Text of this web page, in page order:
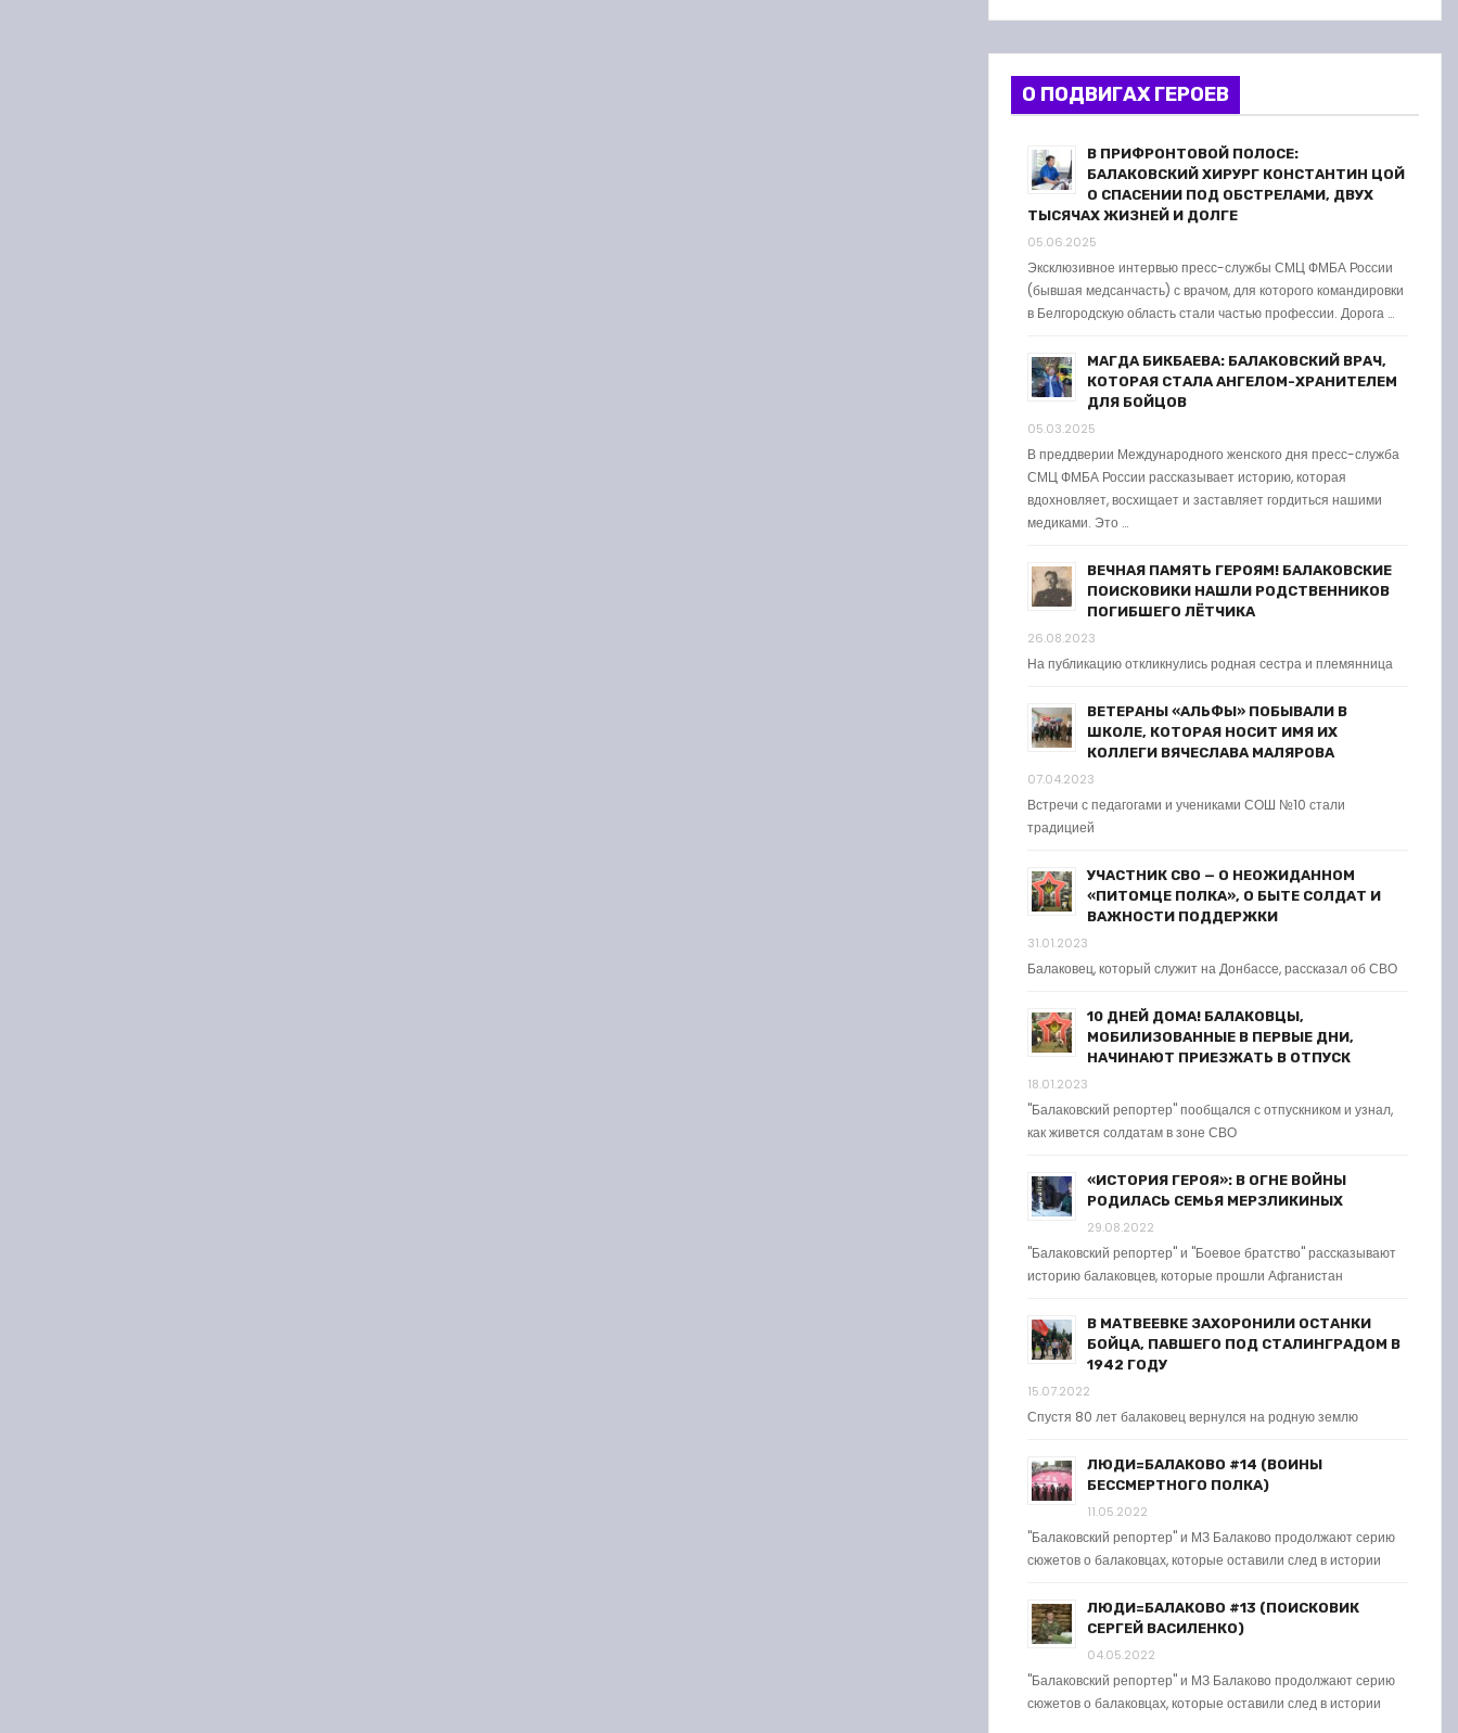
О ПОДВИГАХ ГЕРОЕВ
В ПРИФРОНТОВОЙ ПОЛОСЕ:
БАЛАКОВСКИЙ ХИРУРГ КОНСТАНТИН ЦОЙ
О СПАСЕНИИ ПОД ОБСТРЕЛАМИ, ДВУХ
ТЫСЯЧАХ ЖИЗНЕЙ И ДОЛГЕ
05.06.2025
Эксклюзивное интервью пресс-службы СМЦ ФМБА России
(бывшая медсанчасть) с врачом, для которого командировки
в Белгородскую область стали частью профессии. Дорога …
МАГДА БИКБАЕВА: БАЛАКОВСКИЙ ВРАЧ,
КОТОРАЯ СТАЛА АНГЕЛОМ-ХРАНИТЕЛЕМ
ДЛЯ БОЙЦОВ
05.03.2025
В преддверии Международного женского дня пресс-служба
СМЦ ФМБА России рассказывает историю, которая
вдохновляет, восхищает и заставляет гордиться нашими
медиками. Это …
ВЕЧНАЯ ПАМЯТЬ ГЕРОЯМ! БАЛАКОВСКИЕ
ПОИСКОВИКИ НАШЛИ РОДСТВЕННИКОВ
ПОГИБШЕГО ЛЁТЧИКА
26.08.2023
На публикацию откликнулись родная сестра и племянница
ВЕТЕРАНЫ «АЛЬФЫ» ПОБЫВАЛИ В
ШКОЛЕ, КОТОРАЯ НОСИТ ИМЯ ИХ
КОЛЛЕГИ ВЯЧЕСЛАВА МАЛЯРОВА
07.04.2023
Встречи с педагогами и учениками СОШ №10 стали
традицией
УЧАСТНИК СВО — О НЕОЖИДАННОМ
«ПИТОМЦЕ ПОЛКА», О БЫТЕ СОЛДАТ И
ВАЖНОСТИ ПОДДЕРЖКИ
31.01.2023
Балаковец, который служит на Донбассе, рассказал об СВО
10 ДНЕЙ ДОМА! БАЛАКОВЦЫ,
МОБИЛИЗОВАННЫЕ В ПЕРВЫЕ ДНИ,
НАЧИНАЮТ ПРИЕЗЖАТЬ В ОТПУСК
18.01.2023
"Балаковский репортер" пообщался с отпускником и узнал,
как живется солдатам в зоне СВО
«ИСТОРИЯ ГЕРОЯ»: В ОГНЕ ВОЙНЫ
РОДИЛАСЬ СЕМЬЯ МЕРЗЛИКИНЫХ
29.08.2022
"Балаковский репортер" и "Боевое братство" рассказывают
историю балаковцев, которые прошли Афганистан
В МАТВЕЕВКЕ ЗАХОРОНИЛИ ОСТАНКИ
БОЙЦА, ПАВШЕГО ПОД СТАЛИНГРАДОМ В
1942 ГОДУ
15.07.2022
Спустя 80 лет балаковец вернулся на родную землю
ЛЮДИ=БАЛАКОВО #14 (ВОИНЫ
БЕССМЕРТНОГО ПОЛКА)
11.05.2022
"Балаковский репортер" и МЗ Балаково продолжают серию
сюжетов о балаковцах, которые оставили след в истории
ЛЮДИ=БАЛАКОВО #13 (ПОИСКОВИК
СЕРГЕЙ ВАСИЛЕНКО)
04.05.2022
"Балаковский репортер" и МЗ Балаково продолжают серию
сюжетов о балаковцах, которые оставили след в истории